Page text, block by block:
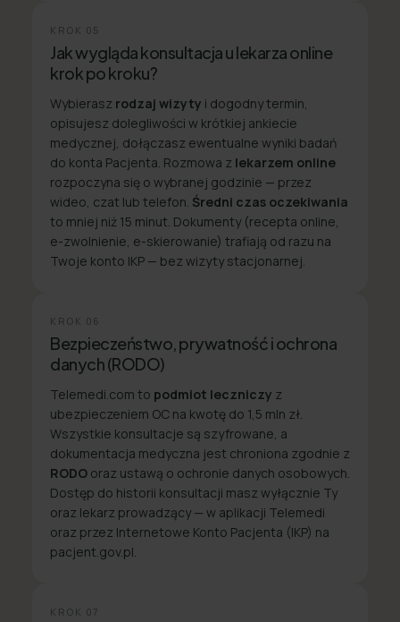
KROK 05
Jak wygląda konsultacja u lekarza online
krok po kroku?
Wybierasz rodzaj wizyty i dogodny termin,
opisujesz dolegliwości w krótkiej ankiecie
medycznej, dołączasz ewentualne wyniki badań
do konta Pacjenta. Rozmowa z lekarzem online
rozpoczyna się o wybranej godzinie — przez
wideo, czat lub telefon. Średni czas oczekiwania
to mniej niż 15 minut. Dokumenty (recepta online,
e-zwolnienie, e-skierowanie) trafiają od razu na
Twoje konto IKP — bez wizyty stacjonarnej.
KROK 06
Bezpieczeństwo, prywatność i ochrona
danych (RODO)
Telemedi.com to podmiot leczniczy z
ubezpieczeniem OC na kwotę do 1,5 mln zł.
Wszystkie konsultacje są szyfrowane, a
dokumentacja medyczna jest chroniona zgodnie z
RODO oraz ustawą o ochronie danych osobowych.
Dostęp do historii konsultacji masz wyłącznie Ty
oraz lekarz prowadzący — w aplikacji Telemedi
oraz przez Internetowe Konto Pacjenta (IKP) na
pacjent.gov.pl.
KROK 07